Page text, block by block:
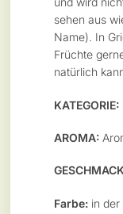
sehen aus
Name). In
Früchte
natürlich
KATEGORIE:
AROMA:
Farbe:in der